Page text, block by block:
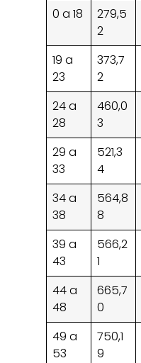
0 a 18
279,5
2
19 a
23
373,7
2
24 a
28
460,0
3
29 a
33
521,3
4
34 a
38
564,8
8
39 a
43
566,2
1
44 a
48
665,7
0
49 a
53
750,1
9